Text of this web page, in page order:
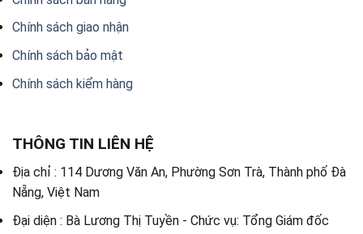
Chính sách giao nhận
Chính sách bảo mật
Chính sách kiểm hàng
THÔNG TIN LIÊN HỆ
Địa chỉ : 114 Dương Văn An, Phường Sơn Trà, Thành phố Đà
Nẵng, Việt Nam
Đại diện : Bà Lương Thị Tuyền - Chức vụ: Tổng Giám đốc